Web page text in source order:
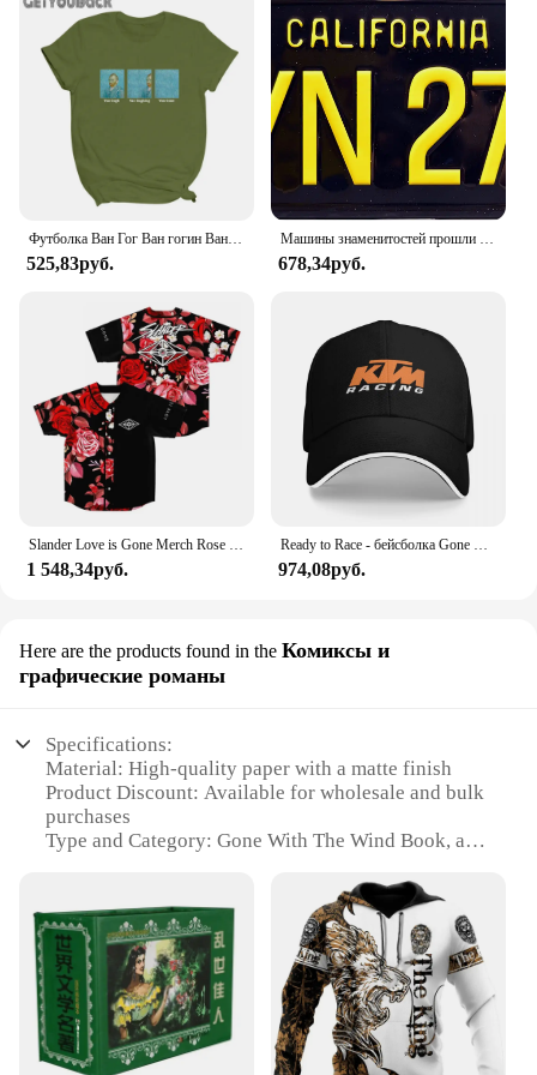
Футболка Ван Гог Ван гогин Ван Гон забавная Черная Женская, топ с круглым вырезом в стиле Харадзюку 90-х, женская одежда, Прямая поставка
525,83руб.
Машины знаменитостей прошли через 60 секунд | LYN 274 | Металлический знак
678,34руб.
Slander Love is Gone Merch Rose Бейсбольная майка с v-образным вырезом и короткими рукавами Футболка для женщин и мужчин Уличная одежда Одежда в стиле хип-хоп
1 548,34руб.
Ready to Race - бейсболка Gone Wild KTM, шляпа с защелкой на спине, шляпа от солнца для детей, модные солнцезащитные женские шляпы, 2025 г., мужские
974,08руб.
Here are the products found in the Комиксы и
графические романы
Specifications:
Material: High-quality paper with a matte finish
Product Discount: Available for wholesale and bulk
purchases
Type and Category: Gone With The Wind Book, a
Design and Style: Adapted from the classic novel,
featuring detailed illustrations
Usage and Purpose: Ideal for reading and collecting
Typical Adaptive Scenario: Suitable for book clubs,
classrooms, and personal libraries
Shape or Size or Weight or Quantity: Standard book
size, easy to handle and store